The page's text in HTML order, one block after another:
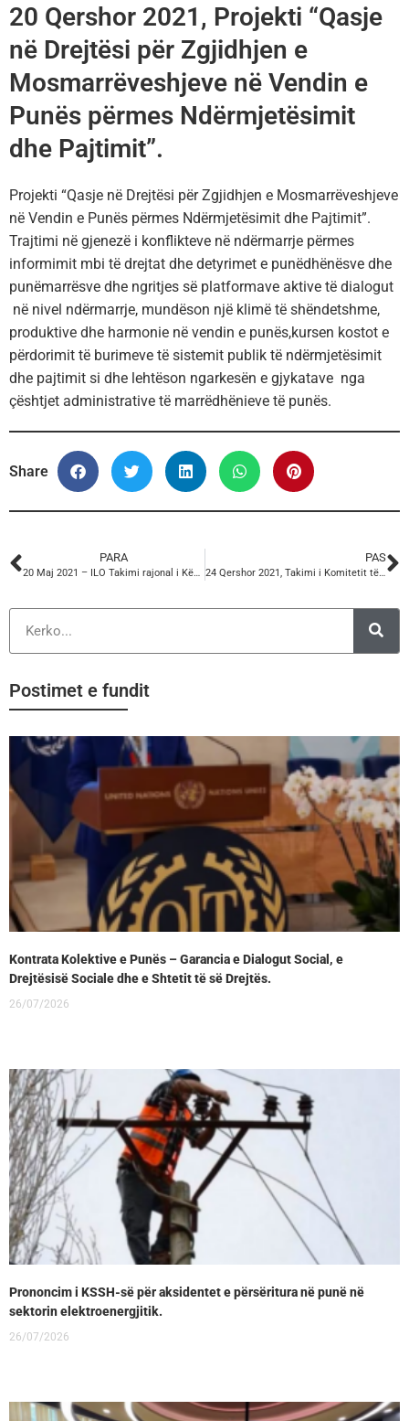
20 Qershor 2021, Projekti “Qasje
në Drejtësi për Zgjidhjen e
Mosmarrëveshjeve në Vendin e
Punës përmes Ndërmjetësimit
dhe Pajtimit”.
Projekti “Qasje në Drejtësi për Zgjidhjen e Mosmarrëveshjeve
në Vendin e Punës përmes Ndërmjetësimit dhe Pajtimit”.
Trajtimi në gjenezë i konflikteve në ndërmarrje përmes
informimit mbi të drejtat dhe detyrimet e punëdhënësve dhe
punëmarrësve dhe ngritjes së platformave aktive të dialogut
në nivel ndërmarrje, mundëson një klimë të shëndetshme,
produktive dhe harmonie në vendin e punës,kursen kostot e
përdorimit të burimeve të sistemit publik të ndërmjetësimit
dhe pajtimit si dhe lehtëson ngarkesën e gjykatave nga
çështjet administrative të marrëdhënieve të punës.
Share
PARA
20 Maj 2021 – ILO Takimi rajonal i Këshillave Kombëtarë të Punës të vendeve të Ballkanit Perëndimor.
PAS
24 Qershor 2021, Takimi i Komitetit të Grave ETUC
Postimet e fundit
Kontrata Kolektive e Punës – Garancia e Dialogut Social, e
Drejtësisë Sociale dhe e Shtetit të së Drejtës.
26/07/2026
Prononcim i KSSH-së për aksidentet e përsëritura në punë në
sektorin elektroenergjitik.
26/07/2026